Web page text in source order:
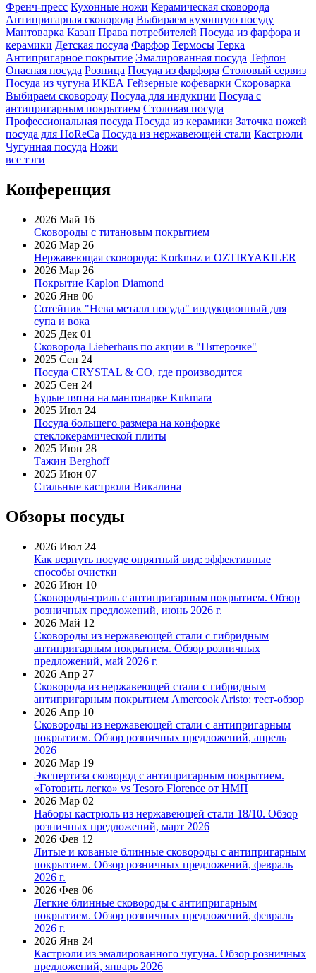
Френч-пресс Кухонные ножи Керамическая сковорода
Антипригарная сковорода Выбираем кухонную посуду
Мантоварка Казан Права потребителей Посуда из фарфора и
керамики Детская посуда Фарфор Термосы Терка
Антипригарное покрытие Эмалированная посуда Тефлон
Опасная посуда Розница Посуда из фарфора Столовый сервиз
Посуда из чугуна ИКЕА Гейзерные кофеварки Скороварка
Выбираем сковороду Посуда для индукции Посуда с
антипригарным покрытием Столовая посуда
Профессиональная посуда Посуда из керамики Заточка ножей
посуда для HoReCa Посуда из нержавеющей стали Кастрюли
Чугунная посуда Ножи
все тэги
Конференция
2026 Май 16
Сковороды с титановым покрытием
2026 Мар 26
Нержавеющая сковорода: Korkmaz и OZTIRYAKILER
2026 Мар 26
Покрытие Kaplon Diamond
2026 Янв 06
Сотейник "Нева металл посуда" индукционный для
супа и вока
2025 Дек 01
Сковорода Lieberhaus по акции в "Пятерочке"
2025 Сен 24
Посуда CRYSTAL & CO, где производится
2025 Сен 24
Бурые пятна на мантоварке Kukmara
2025 Июл 24
Посуда большего размера на конфорке
стеклокерамической плиты
2025 Июн 28
Тажин Berghoff
2025 Июн 07
Стальные кастрюли Викалина
Обзоры посуды
2026 Июл 24
Как вернуть посуде опрятный вид: эффективные
способы очистки
2026 Июн 10
Сковороды-гриль с антипригарным покрытием. Обзор
розничных предложений, июнь 2026 г.
2026 Май 12
Сковороды из нержавеющей стали с гибридным
антипригарным покрытием. Обзор розничных
предложений, май 2026 г.
2026 Апр 27
Сковорода из нержавеющей стали с гибридным
антипригарным покрытием Amercook Aristo: тест-обзор
2026 Апр 10
Сковороды из нержавеющей стали с антипригарным
покрытием. Обзор розничных предложений, апрель
2026
2026 Мар 19
Экспертиза сковород с антипригарным покрытием.
«Готовить легко» vs Tesoro Florence от НМП
2026 Мар 02
Наборы кастрюль из нержавеющей стали 18/10. Обзор
розничных предложений, март 2026
2026 Фев 12
Литые и кованые блинные сковороды с антипригарным
покрытием. Обзор розничных предложений, февраль
2026 г.
2026 Фев 06
Легкие блинные сковороды с антипригарным
покрытием. Обзор розничных предложений, февраль
2026 г.
2026 Янв 24
Кастрюли из эмалированного чугуна. Обзор розничных
предложений, январь 2026